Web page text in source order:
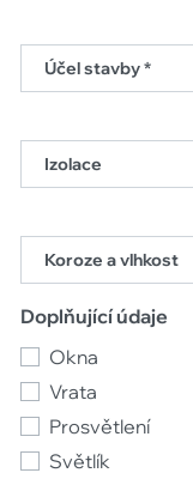
Účel stavby *
Izolace
Koroze a vlhkost
Doplňující údaje
Okna
Vrata
Prosvětlení
Světlík